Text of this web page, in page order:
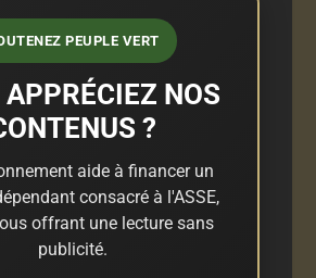
PEUPLE VERT
NOS
?
aide à financer un
consacré à l'ASSE,
offrant une lecture sans
publicité.